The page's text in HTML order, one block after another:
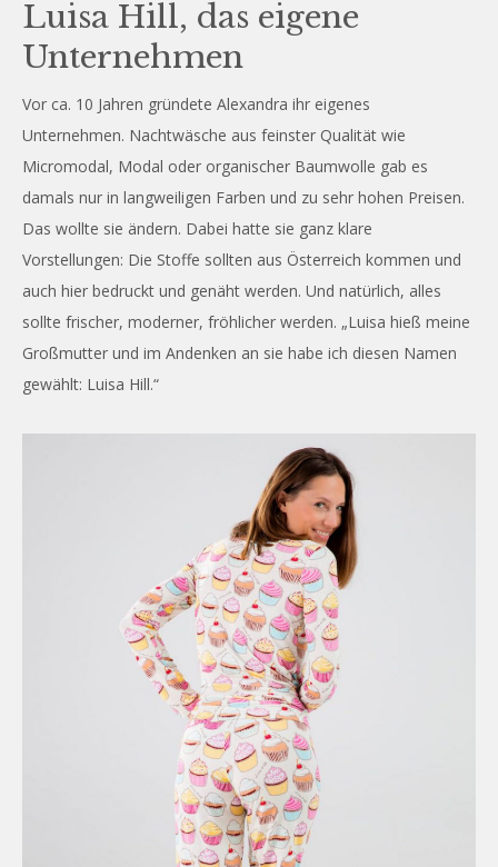
Luisa Hill, das eigene
Unternehmen
Vor ca. 10 Jahren gründete Alexandra ihr eigenes
Unternehmen. Nachtwäsche aus feinster Qualität wie
Micromodal, Modal oder organischer Baumwolle gab es
damals nur in langweiligen Farben und zu sehr hohen Preisen.
Das wollte sie ändern. Dabei hatte sie ganz klare
Vorstellungen: Die Stoffe sollten aus Österreich kommen und
auch hier bedruckt und genäht werden. Und natürlich, alles
sollte frischer, moderner, fröhlicher werden. „Luisa hieß meine
Großmutter und im Andenken an sie habe ich diesen Namen
gewählt: Luisa Hill.“